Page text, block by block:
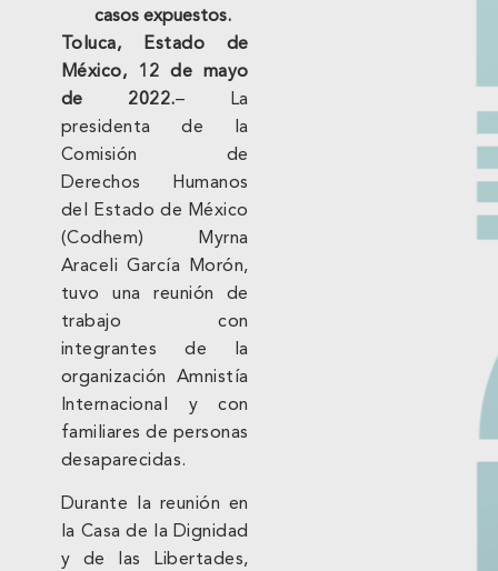
casos expuestos.
Toluca, Estado de
México, 12 de mayo
de 2022.– La
presidenta de la
Comisión de
Derechos Humanos
del Estado de México
(Codhem) Myrna
Araceli García Morón,
tuvo una reunión de
trabajo con
integrantes de la
organización Amnistía
Internacional y con
familiares de personas
desaparecidas.
Durante la reunión en
la Casa de la Dignidad
y de las Libertades,